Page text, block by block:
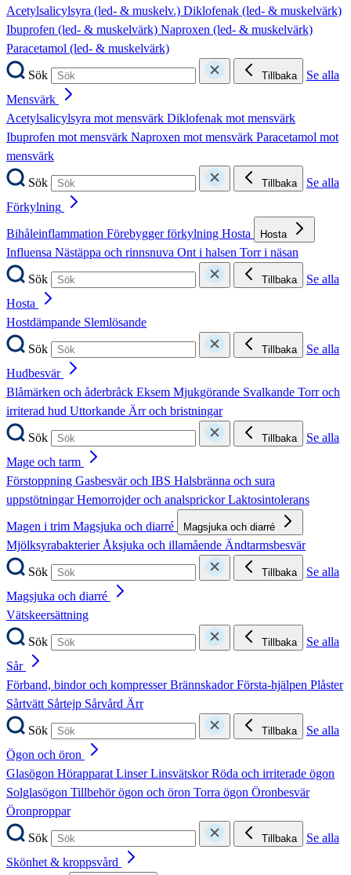
Acetylsalicylsyra (led- & muskelv.) Diklofenak (led- & muskelvärk)
Ibuprofen (led- & muskelvärk) Naproxen (led- & muskelvärk)
Paracetamol (led- & muskelvärk)
Sök
Tillbaka
Se alla
Mensvärk
Acetylsalicylsyra mot mensvärk Diklofenak mot mensvärk
Ibuprofen mot mensvärk Naproxen mot mensvärk Paracetamol mot
mensvärk
Sök
Tillbaka
Se alla
Förkylning
Bihåleinflammation Förebygger förkylning Hosta Hosta
Influensa Nästäppa och rinnsnuva Ont i halsen Torr i näsan
Sök
Tillbaka
Se alla
Hosta
Hostdämpande Slemlösande
Sök
Tillbaka
Se alla
Hudbesvär
Blåmärken och åderbråck Eksem Mjukgörande Svalkande Torr och
irriterad hud Uttorkande Ärr och bristningar
Sök
Tillbaka
Se alla
Mage och tarm
Förstoppning Gasbesvär och IBS Halsbränna och sura
uppstötningarHemorrojder och analsprickorLaktosintolerans
Magen i trim Magsjuka och diarré Magsjuka och diarré
MjölksyrabakterierÅksjuka och illamående Ändtarmsbesvär
Sök
Tillbaka
Se alla
Magsjuka och diarré
Vätskeersättning
Sök
Tillbaka
Se alla
Sår
Förband, bindor och kompresserBrännskadorFörsta-hjälpen Plåster
Sårtvätt Sårtejp Sårvård Ärr
Sök
Tillbaka
Se alla
Ögon och öron
Glasögon HörapparatLinserLinsvätskorRöda och irriterade ögon
Solglasögon Tillbehör ögon och öron Torra ögon Öronbesvär
Öronproppar
Sök
Tillbaka
Se alla
Skönhet & kroppsvård